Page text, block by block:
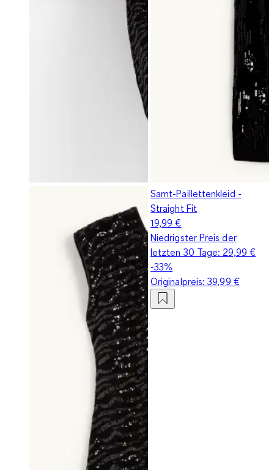
Samt-Paillettenkleid -
Straight Fit
19,99 €
Niedrigster Preis der
letzten 30 Tage: 29,99 €
-33%
Originalpreis:39,99 €